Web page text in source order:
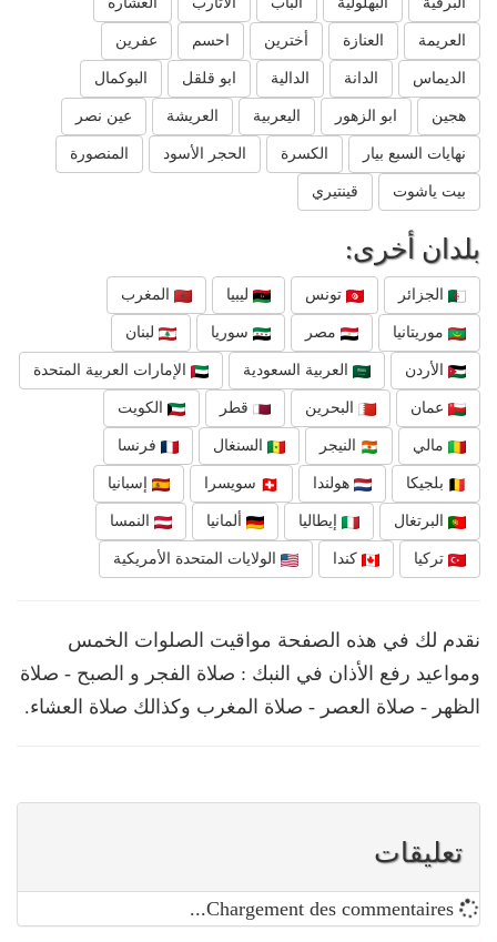
العريمة العنازة أخترين احسم عفرين
الديماس الدانة الدالية ابو قلقل البوكمال
هجين ابو الزهور اليعربية العريشة عين نصر
نهايات السبع بيار الكسرة الحجر الأسود المنصورة
بيت ياشوت قينتيري
بلدان أخرى:
الجزائر تونس ليبيا المغرب
موريتانيا مصر سوريا لبنان
الأردن العربية السعودية الإمارات العربية المتحدة
عمان البحرين قطر الكويت
مالي النيجر السنغال فرنسا
بلجيكا هولندا سويسرا إسبانيا
البرتغال إيطاليا ألمانيا النمسا
تركيا كندا الولايات المتحدة الأمريكية
نقدم لك في هذه الصفحة مواقيت الصلوات الخمس
ومواعيد رفع الأذان في النبك : صلاة الفجر و الصبح - صلاة
الظهر - صلاة العصر - صلاة المغرب وكذالك صلاة العشاء.
تعليقات